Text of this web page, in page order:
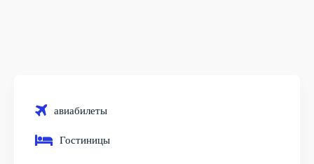
авиабилеты
Гостиницы